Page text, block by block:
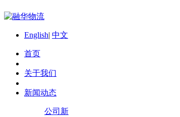
English| 中文
首页
关于我们
新闻动态
公司新